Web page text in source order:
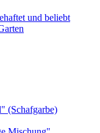
und beliebt
(Schafgarbe)